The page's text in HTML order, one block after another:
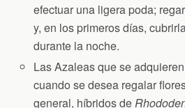
efectuar una ligera poda;
y, en los primeros días,
durante la noche.
Las Azaleas que se
cuando se desea regalar
general, híbridos de